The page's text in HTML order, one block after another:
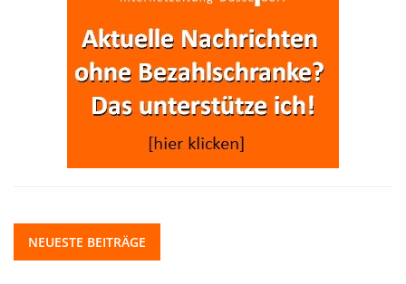
NEUESTE BEITRÄGE